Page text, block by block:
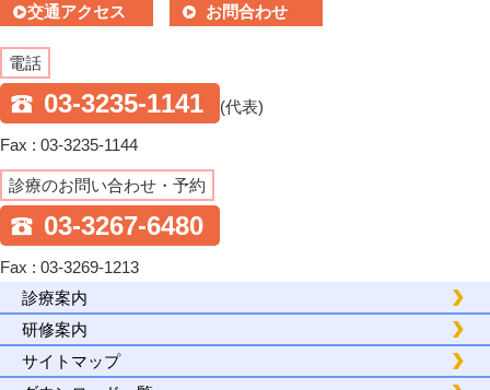
交通アクセス
お問合わせ
電話
03-3235-1141 (代表)
Fax : 03-3235-1144
診療のお問い合わせ・予約
03-3267-6480
Fax : 03-3269-1213
診療案内
研修案内
サイトマップ